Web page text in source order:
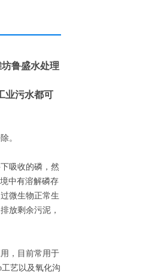
鲁盛水处理
业污水都可
。
吸收的磷，然
中有溶解磷存
微生物正常生
放剩余污泥，
，目前常用于
工艺以及氧化沟